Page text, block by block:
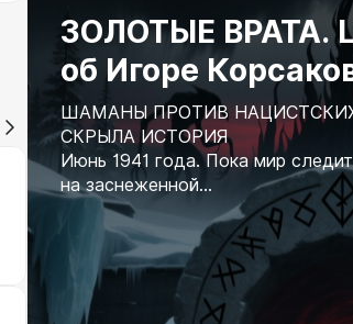
ЗОЛОТЫЕ ВРАТА.
об Игоре
ШАМАНЫ ПРОТИВ
СКРЫЛА ИСТОРИЯ
Июнь 1941 года. Пока мир
на заснеженной...